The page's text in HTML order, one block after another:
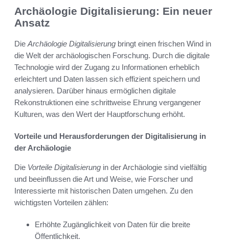
Archäologie Digitalisierung: Ein neuer
Ansatz
Die Archäologie Digitalisierung bringt einen frischen Wind in
die Welt der archäologischen Forschung. Durch die digitale
Technologie wird der Zugang zu Informationen erheblich
erleichtert und Daten lassen sich effizient speichern und
analysieren. Darüber hinaus ermöglichen digitale
Rekonstruktionen eine schrittweise Ehrung vergangener
Kulturen, was den Wert der Hauptforschung erhöht.
Vorteile und Herausforderungen der Digitalisierung in
der Archäologie
Die Vorteile Digitalisierung in der Archäologie sind vielfältig
und beeinflussen die Art und Weise, wie Forscher und
Interessierte mit historischen Daten umgehen. Zu den
wichtigsten Vorteilen zählen:
Erhöhte Zugänglichkeit von Daten für die breite
Öffentlichkeit.